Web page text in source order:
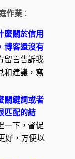
作業 ：
麼關於信用
博客還沒有
留言告訴我
和建議，寫
關鍵詞或者
匹配的結
一下，督促
好，方便以